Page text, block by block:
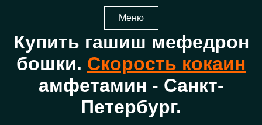
Меню
Купить гашиш мефедрон
бошки. Скорость кокаин
амфетамин - Санкт-
Петербург.